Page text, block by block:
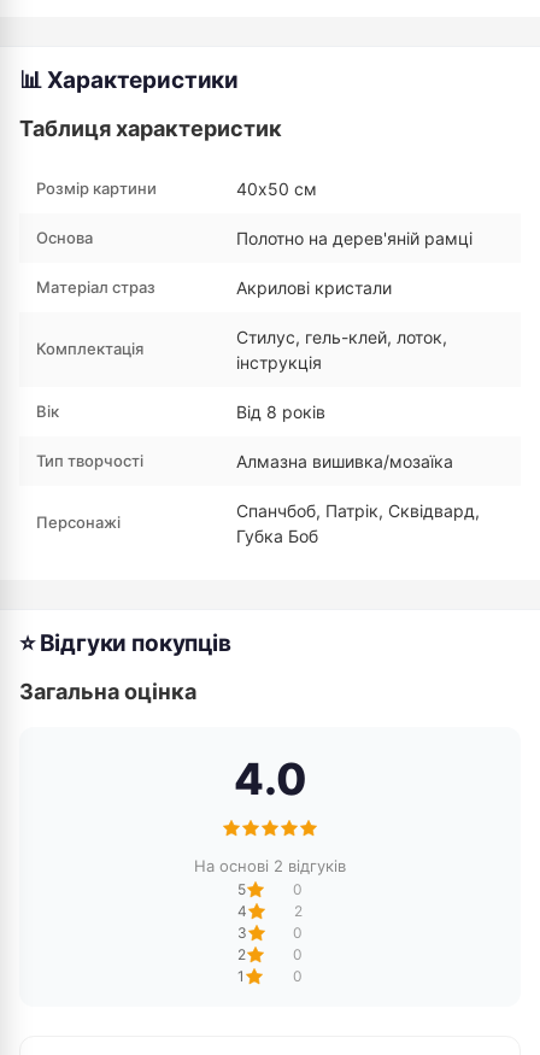
📊 Характеристики
Таблиця характеристик
Розмір картини 40х50 см
Основа Полотно на дерев'яній рамці
Матеріал страз Акрилові кристали
Комплектація
Стилус, гель-клей, лоток,
інструкція
Вік Від 8 років
Тип творчості Алмазна вишивка/мозаїка
Персонажі
Спанчбоб, Патрік, Сквідвард,
Губка Боб
⭐ Відгуки покупців
Загальна оцінка
4.0
На основі 2 відгуків
5
0
4
2
3
0
2
0
1
0